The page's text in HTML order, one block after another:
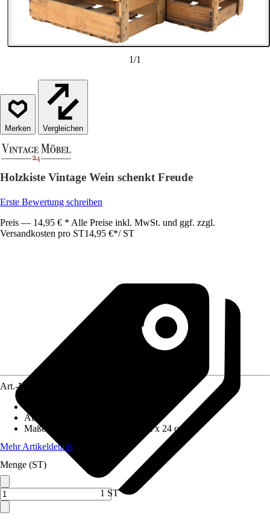
1/1
Vergleichen
Holzkiste Vintage Wein schenkt Freude
Erste Bewertung schreiben
Preis — 14,95 € * Alle Preise inkl. MwSt. und ggf. zzgl.
Versandkosten pro ST14,95 €*/ ST
Art.-Nr.
Ausführung
Maße (BxHxT)
46 cm x 30.5 cm x 24 cm
Mehr Artikeldetails
Menge (ST)
1 ST